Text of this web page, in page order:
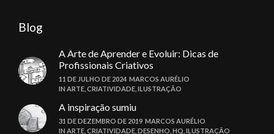
Blog
A Arte de Aprender e Evoluir: Dicas de
Profissionais Criativos
11 DE JULHO DE 2024 MARCOS AURÉLIO
IN ARTE CRIATIVIDADE ILUSTRAÇÃO
A inspiração sumiu
31 DE DEZEMBRO DE 2019 MARCOS AURÉLIO
IN ARTE CRIATIVIDADE DESENHO HQ ILUSTRAÇÃO